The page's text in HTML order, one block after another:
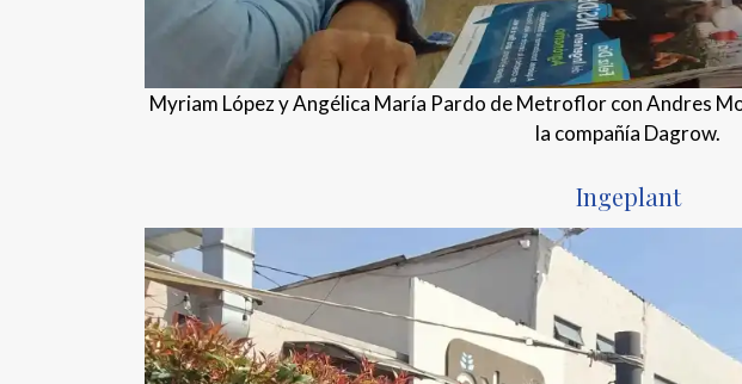
Myriam López y Angélica María Pardo de Metroflor con Andres
la compañía Dagrow.
Ingeplant